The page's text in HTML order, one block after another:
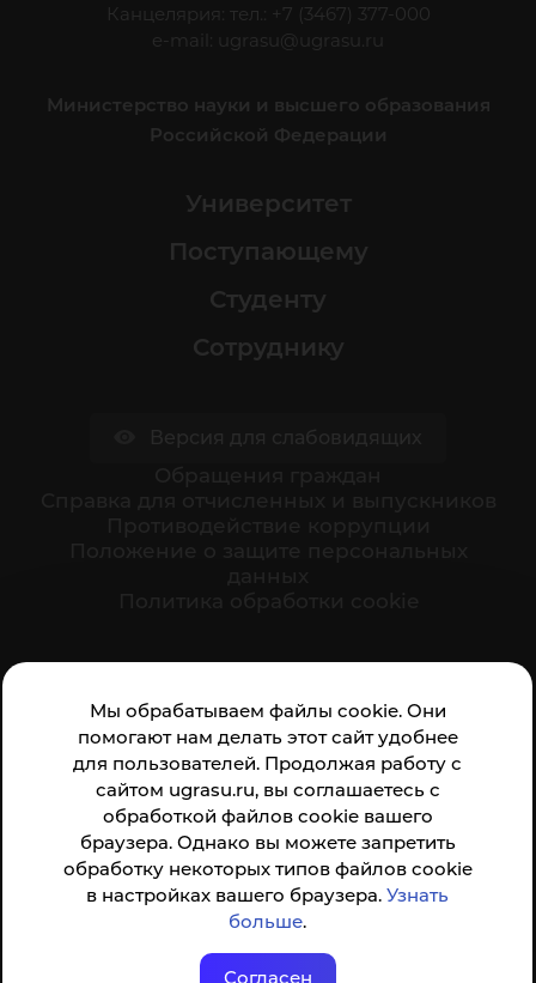
Мы обрабатываем файлы cookie. Они
помогают нам делать этот сайт удобнее
для пользователей. Продолжая работу с
сайтом ugrasu.ru, вы соглашаетесь с
обработкой файлов cookie вашего
браузера. Однако вы можете запретить
обработку некоторых типов файлов cookie
в настройках вашего браузера.Узнать
больше.
Согласен
Канцелярия: тел.: +7 (3467) 377-000
e-mail:
ugrasu@ugrasu.ru
Министерство науки и высшего образования
Российской Федерации
Университет
Поступающему
Студенту
Сотруднику
организации:
Анкета доступна по QR-коду, а так же по прямой
ссылке